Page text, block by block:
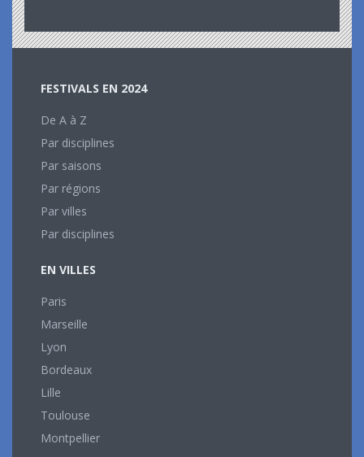
FESTIVALS EN 2024
De A à Z
Par disciplines
Par saisons
Par régions
Par villes
Par disciplines
EN VILLES
Paris
Marseille
Lyon
Bordeaux
Lille
Toulouse
Montpellier